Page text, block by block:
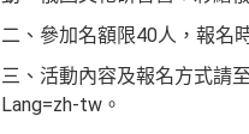
二、參加名額限40人，報名
三、活動內容及報名方式請
Lang=zh-tw。